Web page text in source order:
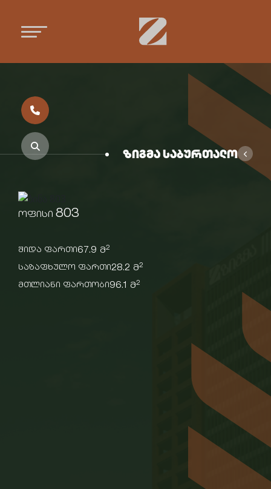
ზიგმა საბურთალო
ოფისი 803
შიდა ფართი67.9 მ2
საზაფხულო ფართი28.2 მ2
მთლიანი ფართობი96.1 მ2